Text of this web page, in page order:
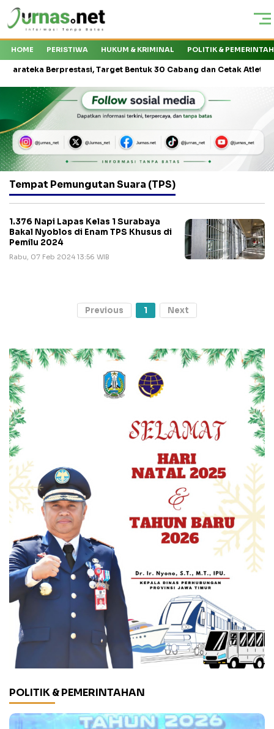
HOME PERISTIWA HUKUM & KRIMINAL POLITIK &
Berprestasi, Target Bentuk 30 Cabang dan Cetak Atlet
Tempat Pemungutan Suara (TPS)
1.376 Napi Lapas Kelas 1 Surabaya
Bakal Nyoblos di Enam TPS Khusus di
Pemilu 2024
Rabu, 07 Feb 2024 13:56 WIB
Previous 1 Next
POLITIK & PEMERINTAHAN